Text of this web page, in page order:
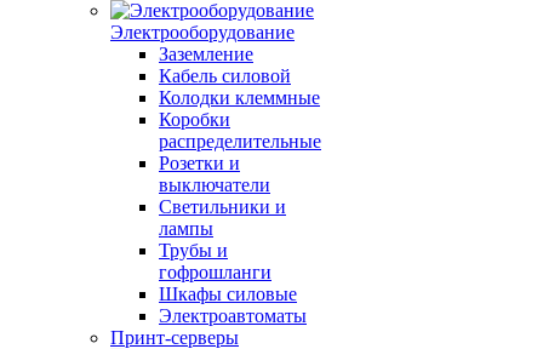
Электрооборудование
Заземление
Кабель силовой
Колодки клеммные
Коробки
распределительные
Розетки и
выключатели
Светильники и
лампы
Трубы и
гофрошланги
Шкафы силовые
Электроавтоматы
Принт-серверы